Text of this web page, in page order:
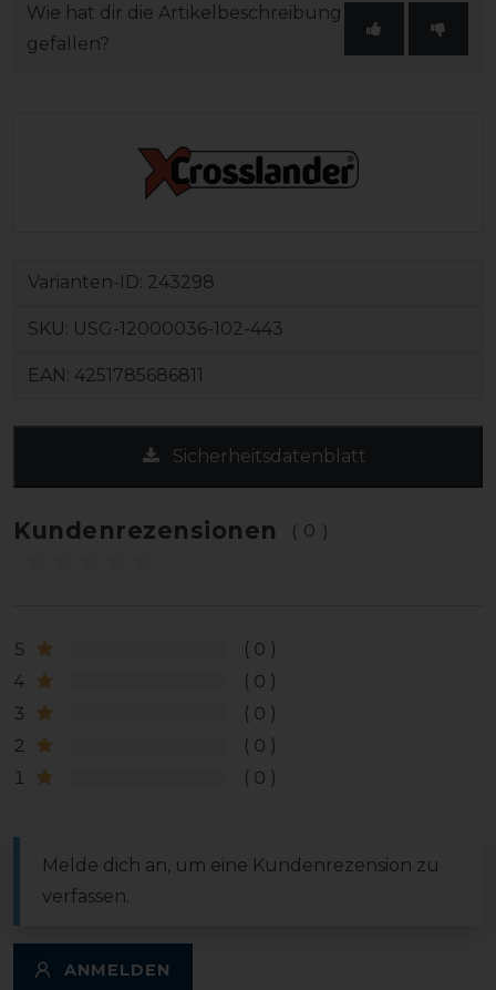
Wie hat dir die Artikelbeschreibung
gefallen?
Varianten-ID: 243298
SKU: USG-12000036-102-443
EAN: 4251785686811
Sicherheitsdatenblatt
Kundenrezensionen (0)
5
0
4
0
3
0
2
0
1
0
Melde dich an, um eine Kundenrezension zu
verfassen.
ANMELDEN